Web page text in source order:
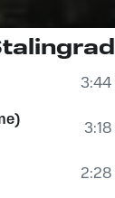
3:44
3:18
2:28